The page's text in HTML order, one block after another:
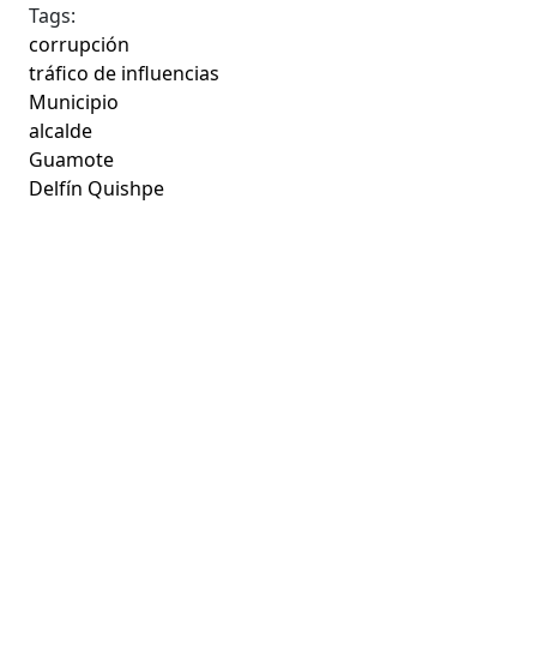
Tags:
corrupción
tráfico de influencias
Municipio
alcalde
Guamote
Delfín Quishpe